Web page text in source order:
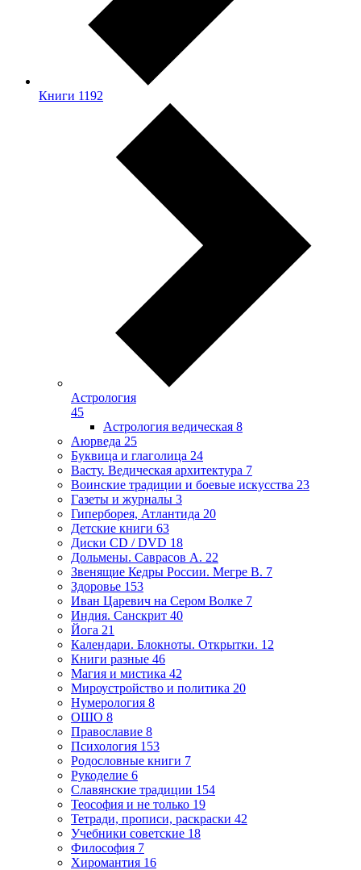
Книги 1192
Астрология
45
Астрология ведическая 8
Аюрведа 25
Буквица и глаголица 24
Васту. Ведическая архитектура 7
Воинские традиции и боевые искусства 23
Газеты и журналы 3
Гиперборея, Атлантида 20
Детские книги 63
Диски CD / DVD 18
Дольмены. Саврасов А. 22
Звенящие Кедры России. Мегре В. 7
Здоровье 153
Иван Царевич на Сером Волке 7
Индия. Санскрит 40
Йога 21
Календари. Блокноты. Открытки. 12
Книги разные 46
Магия и мистика 42
Мироустройство и политика 20
Нумерология 8
ОШО 8
Православие 8
Психология 153
Родословные книги 7
Рукоделие 6
Славянские традиции 154
Теософия и не только 19
Тетради, прописи, раскраски 42
Учебники советские 18
Философия 7
Хиромантия 16